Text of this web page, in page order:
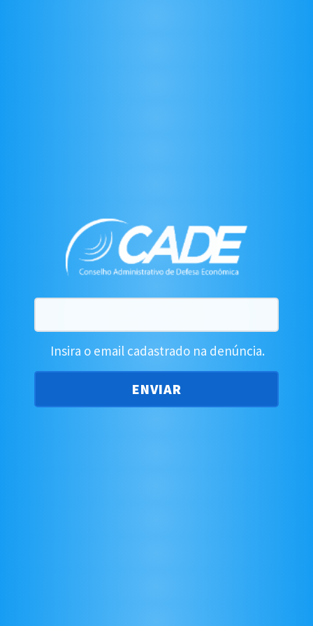
Insira o email cadastrado na denúncia.
ENVIAR